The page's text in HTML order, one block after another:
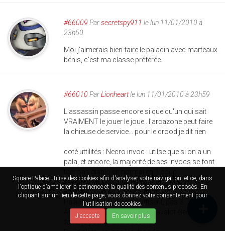
Square Palace utilise des cookies afin d'analyser votre navigation, et ce, dans
l'optique d'améliorer la petinence et la qualité des contenus proposés. En
cliquant sur un lien de cette page, vous donnez votre consentement pour
l'utilisation de cookies.
J'accepte
En savoir plus
#66009 Parsecretspy911 le lun 11/01/2010 à
23h50
Moi j'aimerais bien faire le paladin avec marteaux
bénis, c'est ma classe préférée.
#66010 ParLionheartle lun 11/01/2010 à 23h59
L'assassin passe encore si quelqu'un qui sait
VRAIMENT le jouer le joue.. l'arcazone peut faire
la chieuse de service... pour le drood je dit rien
coté uttilités : Necro invoc : utilse que si on a un
pala, et encore, la majorité de ses invocs se font
sorcière de glace : nous en faut une
Barbares : Un seul peut suffire
Paladin ! 2 voir un seul suffisent, pas 3
Amazone : Faut la spé laces/javalot électrique à
fond, je peux prendre ce role